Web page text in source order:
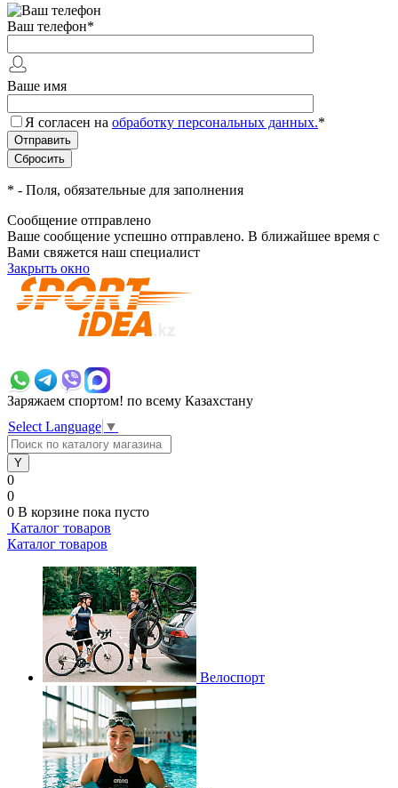
Ваш телефон*
Ваше имя
Я согласен на обработку персональных данных.*
* - Поля, обязательные для заполнения
Сообщение отправлено
Ваше сообщение успешно отправлено. В ближайшее время с
Вами свяжется наш специалист
Закрыть окно
Заряжаем спортом! по всему Казахстану
Select Language ▼
0
0
0 В корзине пока пусто
Каталог товаров
Каталог товаров
Велоспорт